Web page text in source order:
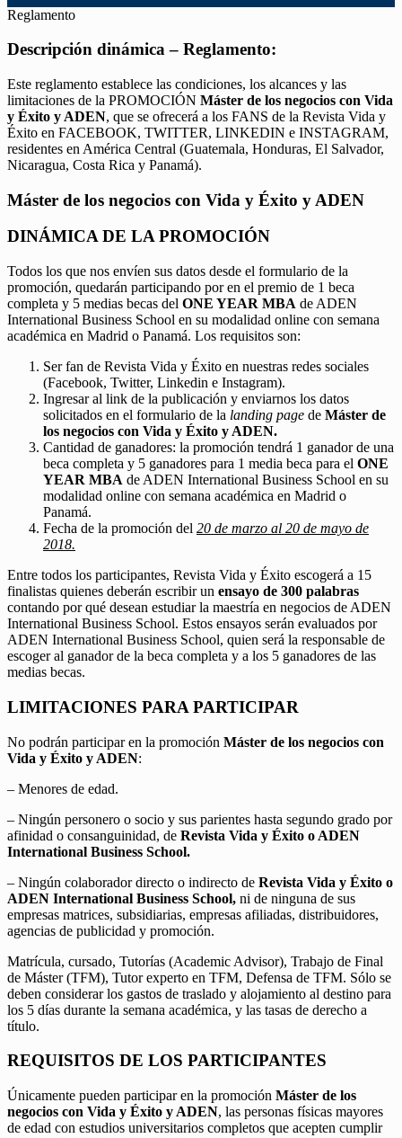
Reglamento
Descripción dinámica – Reglamento:
Este reglamento establece las condiciones, los alcances y las
limitaciones de la PROMOCIÓN Máster de los negocios con Vida
y Éxito y ADEN, que se ofrecerá a los FANS de la Revista Vida y
Éxito en FACEBOOK, TWITTER, LINKEDIN e INSTAGRAM,
residentes en América Central (Guatemala, Honduras, El Salvador,
Nicaragua, Costa Rica y Panamá).
Máster de los negocios con Vida y Éxito y ADEN
DINÁMICA DE LA PROMOCIÓN
Todos los que nos envíen sus datos desde el formulario de la
promoción, quedarán participando por en el premio de 1 beca
completa y 5 medias becas del ONE YEAR MBA de ADEN
International Business School en su modalidad online con semana
académica en Madrid o Panamá. Los requisitos son:
Ser fan de Revista Vida y Éxito en nuestras redes sociales
(Facebook, Twitter, Linkedin e Instagram).
Ingresar al link de la publicación y enviarnos los datos
solicitados en el formulario de la landing page de Máster de
los negocios con Vida y Éxito y ADEN.
Cantidad de ganadores: la promoción tendrá 1 ganador de una
beca completa y 5 ganadores para 1 media beca para el ONE
YEAR MBA de ADEN International Business School en su
modalidad online con semana académica en Madrid o
Panamá.
Fecha de la promoción del 20 de marzo al 20 de mayo de
2018.
Entre todos los participantes, Revista Vida y Éxito escogerá a 15
finalistas quienes deberán escribir un ensayo de 300 palabras
contando por qué desean estudiar la maestría en negocios de ADEN
International Business School. Estos ensayos serán evaluados por
ADEN International Business School, quien será la responsable de
escoger al ganador de la beca completa y a los 5 ganadores de las
medias becas.
LIMITACIONES PARA PARTICIPAR
No podrán participar en la promoción Máster de los negocios con
Vida y Éxito y ADEN:
– Menores de edad.
– Ningún personero o socio y sus parientes hasta segundo grado por
afinidad o consanguinidad, de Revista Vida y Éxito o ADEN
International Business School.
– Ningún colaborador directo o indirecto de Revista Vida y Éxito o
ADEN International Business School, ni de ninguna de sus
empresas matrices, subsidiarias, empresas afiliadas, distribuidores,
agencias de publicidad y promoción.
Matrícula, cursado, Tutorías (Academic Advisor), Trabajo de Final
de Máster (TFM), Tutor experto en TFM, Defensa de TFM. Sólo se
deben considerar los gastos de traslado y alojamiento al destino para
los 5 días durante la semana académica, y las tasas de derecho a
título.
REQUISITOS DE LOS PARTICIPANTES
Únicamente pueden participar en la promoción Máster de los
negocios con Vida y Éxito y ADEN, las personas físicas mayores
de edad con estudios universitarios completos que acepten cumplir